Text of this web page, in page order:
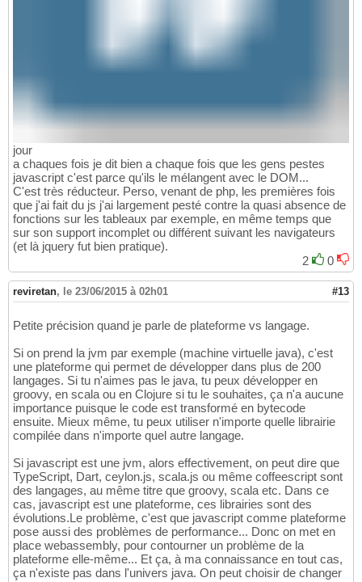
jour
a chaques fois je dit bien a chaque fois que les gens pestes
javascript c'est parce qu'ils le mélangent avec le DOM...
C'est très réducteur. Perso, venant de php, les premières fois
que j'ai fait du js j'ai largement pesté contre la quasi absence de
fonctions sur les tableaux par exemple, en même temps que
sur son support incomplet ou différent suivant les navigateurs
(et là jquery fut bien pratique).
2
0
reviretan, le 23/06/2015 à 02h01 #13
Petite précision quand je parle de plateforme vs langage.
Si on prend la jvm par exemple (machine virtuelle java), c'est
une plateforme qui permet de développer dans plus de 200
langages. Si tu n'aimes pas le java, tu peux développer en
groovy, en scala ou en Clojure si tu le souhaites, ça n'a aucune
importance puisque le code est transformé en bytecode
ensuite. Mieux même, tu peux utiliser n'importe quelle librairie
compilée dans n'importe quel autre langage.
Si javascript est une jvm, alors effectivement, on peut dire que
TypeScript, Dart, ceylon.js, scala.js ou même coffeescript sont
des langages, au même titre que groovy, scala etc. Dans ce
cas, javascript est une plateforme, ces librairies sont des
évolutions.Le problème, c'est que javascript comme plateforme
pose aussi des problèmes de performance... Donc on met en
place webassembly, pour contourner un problème de la
plateforme elle-même... Et ça, à ma connaissance en tout cas,
ça n'existe pas dans l'univers java. On peut choisir de changer